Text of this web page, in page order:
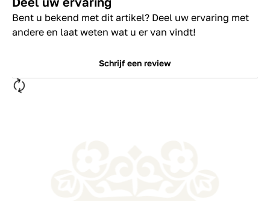
Bent u bekend met dit artikel? Deel uw ervaring met
andere en laat weten wat u er van vindt!
Schrijf een review